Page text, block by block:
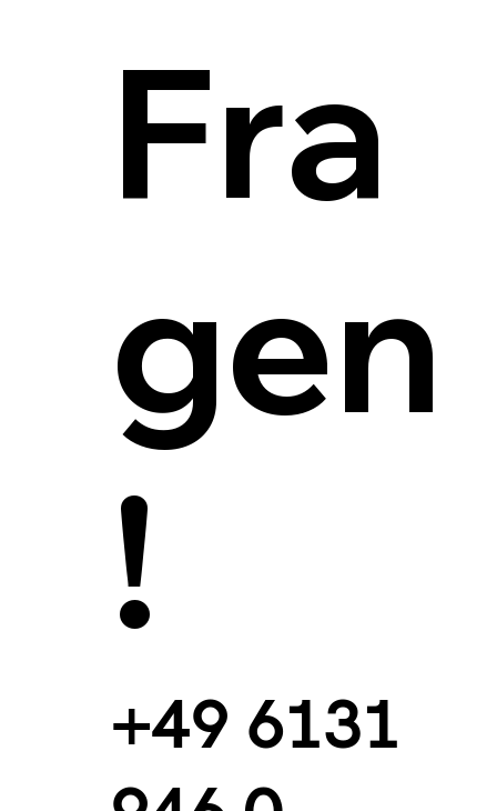
Fra
gen
!
+49 6131